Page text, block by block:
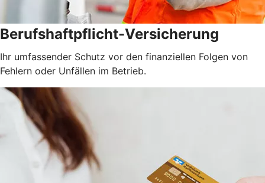
Berufshaftpflicht-Versicherung
Ihr umfassender Schutz vor den finanziellen Folgen von
Fehlern oder Unfällen im Betrieb.